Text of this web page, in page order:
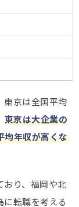
東京は全国平均
東京は大企業の
均年収が高くな
おり、福岡や北
転職を考える